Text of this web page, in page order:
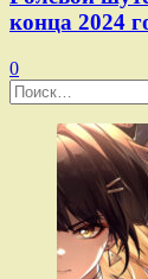
конца 2024
0
Найти: